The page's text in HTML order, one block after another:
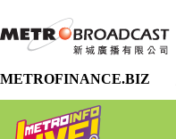
METROFINANCE.BIZ